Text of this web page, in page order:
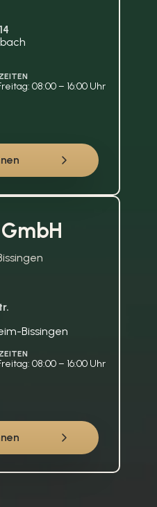
08:00 – 16:00 Uhr
Bissingen
08:00 – 16:00 Uhr